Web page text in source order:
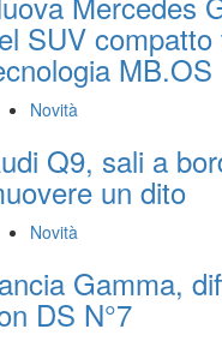
SUV
MB.OS
Novità
Q9, sali a
un dito
Novità
Gamma,
DS N°7